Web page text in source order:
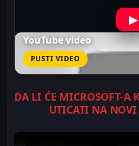
▶
YouTube video
PUSTI VIDEO
DA LI ĆE MICROSOFT-A
UTICATI NA NOVI